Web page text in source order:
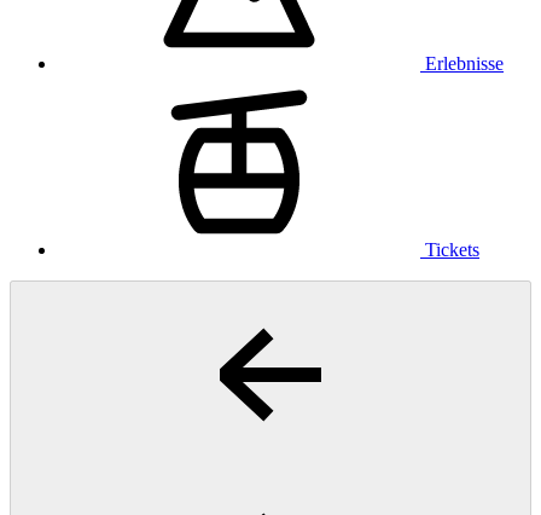
Erlebnisse
Tickets